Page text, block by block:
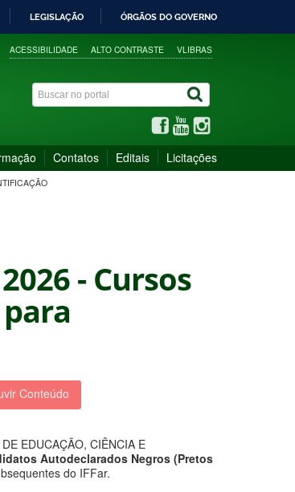
LEGISLAÇÃO ÓRGÃOS DO GOVERNO
ACESSIBILIDADE ALTO CONTRASTE VLIBRAS
Contatos Editais Licitações
- Cursos
Conteúdo
EDUCAÇÃO, CIÊNCIA E
Autodeclarados Negros (Pretos
do IFFar.